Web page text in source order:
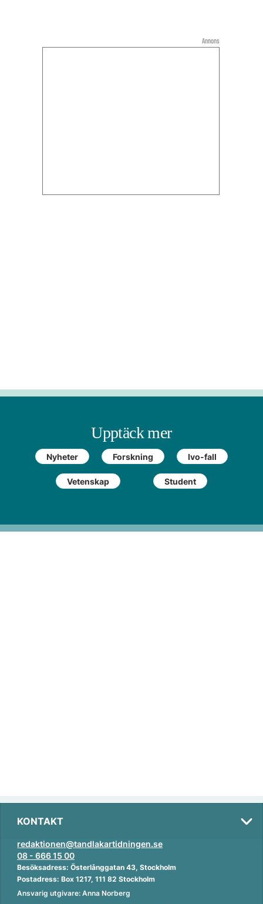
Upptäck mer
Nyheter Forskning Ivo-fall
Vetenskap Student
Annons
KONTAKT
redaktionen@tandlakartidningen.se
08 - 666 15 00
Besöksadress: Österlånggatan 43, Stockholm
Postadress: Box 1217, 111 82 Stockholm
Ansvarig utgivare: Anna Norberg